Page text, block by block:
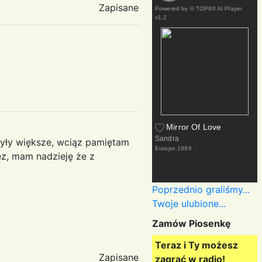
Zapisane
większe, wciąz pamiętam
mam nadzieję że z
Zapisane
Powered by © TOP80 AI Player
v1.2
Mirror Of Love
Sandra
Europe 1986
Poprzednio graliśmy...
Twoje ulubione...
Zamów Piosenkę
Teraz i Ty możesz
zagrać w radio!